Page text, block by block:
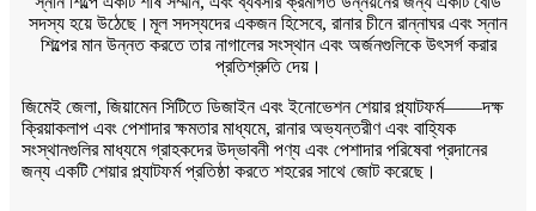
সদস্য হয়ে উঠেছে।মূল সদস্যদের একজন হিসেবে, রানার চীনে রান্নাঘর এবং স্নান
শিল্পের মান উন্নত করতে তার নাগালের সংস্থান এবং অর্জনগুলিকে উৎসর্গ করার
প্রতিশ্রুতি দেয়।
জিমেই জেলা, জিয়ামেন সিটিতে ডিজাইন এবং ইনোভেশন শেয়ার প্ল্যাটফর্ম——দক্ষ
ক্রিয়াকলাপ এবং পেশাদার ক্ষমতার মাধ্যমে, রানার অভ্যন্তরীণ এবং বাহ্যিক
সংস্থানগুলির মাধ্যমে গ্রাহকদের উদ্ভাবনী পণ্য এবং পেশাদার পরিষেবা প্রদানের
জন্য একটি শেয়ার প্ল্যাটফর্ম প্রতিষ্ঠা করতে শহরের সাথে জোট করেছে।